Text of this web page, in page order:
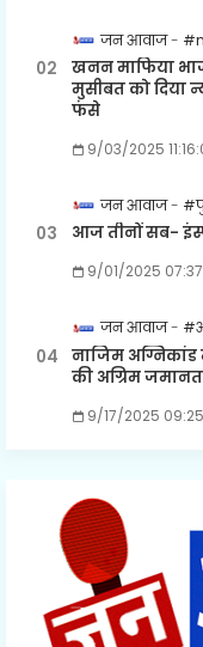
जन आवाज
खनन माफिया
मुसीबत को दिया
फंसे
9/03/2025
जन आवाज
आज तीनों सब-
9/01/2025
जन आवाज
नाजिम
की अग्रिम
9/17/2025